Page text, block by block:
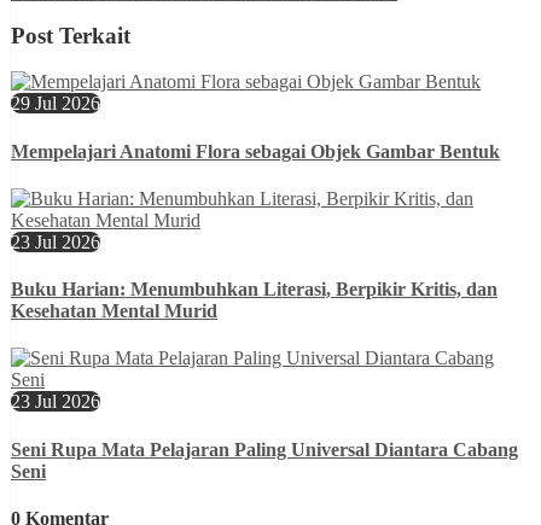
Post Terkait
29 Jul 2026
Mempelajari Anatomi Flora sebagai Objek Gambar Bentuk
23 Jul 2026
Buku Harian: Menumbuhkan Literasi, Berpikir Kritis, dan
Kesehatan Mental Murid
23 Jul 2026
Seni Rupa Mata Pelajaran Paling Universal Diantara Cabang
Seni
0 Komentar